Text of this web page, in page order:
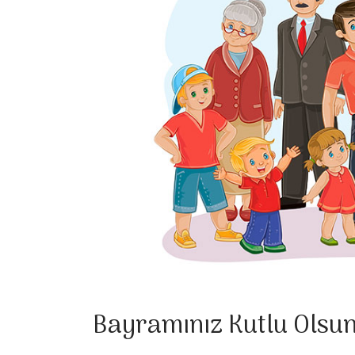
Bayramınız Kutlu